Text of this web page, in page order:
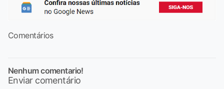
Comentários
Nenhum comentario!
Enviar comentário